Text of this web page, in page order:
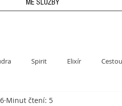
MÉ SLUŽBY
Spirit Elixír
Minut čtení: 5